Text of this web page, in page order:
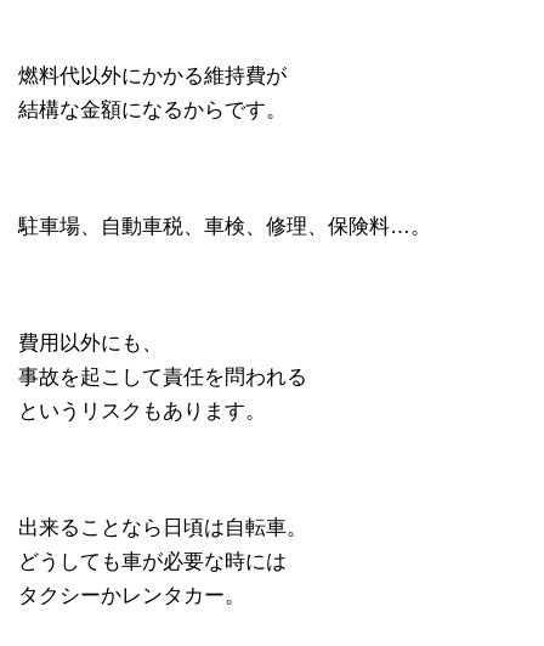
燃料代以外にかかる維持費が
結構な金額になるからです。
駐車場、自動車税、車検、修理、保険料…。
費用以外にも、
事故を起こして責任を問われる
というリスクもあります。
出来ることなら日頃は自転車。
どうしても車が必要な時には
タクシーかレンタカー。